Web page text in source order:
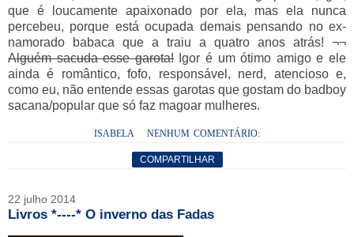
que é loucamente apaixonado por ela, mas ela nunca
percebeu, porque está ocupada demais pensando no ex-
namorado babaca que a traiu a quatro anos atrás! ¬¬
Alguém sacuda esse garota!Igor é um ótimo amigo e ele
ainda é romântico, fofo, responsável, nerd, atencioso e,
como eu, não entende essas garotas que gostam do badboy
sacana/popular que só faz magoar mulheres.
ISABELA NENHUM COMENTÁRIO:
COMPARTILHAR
22 julho 2014
Livros *----* O inverno das Fadas